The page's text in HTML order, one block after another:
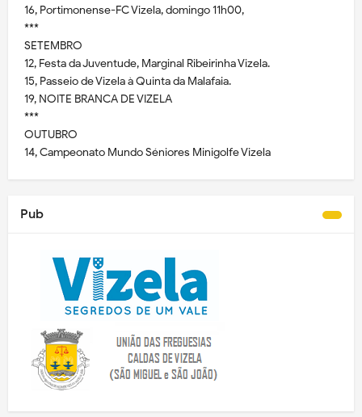
16, Portimonense-FC Vizela, domingo 11h00,
***
SETEMBRO
12, Festa da Juventude, Marginal Ribeirinha Vizela.
15, Passeio de Vizela à Quinta da Malafaia.
19, NOITE BRANCA DE VIZELA
***
OUTUBRO
14, Campeonato Mundo Séniores Minigolfe Vizela
Pub